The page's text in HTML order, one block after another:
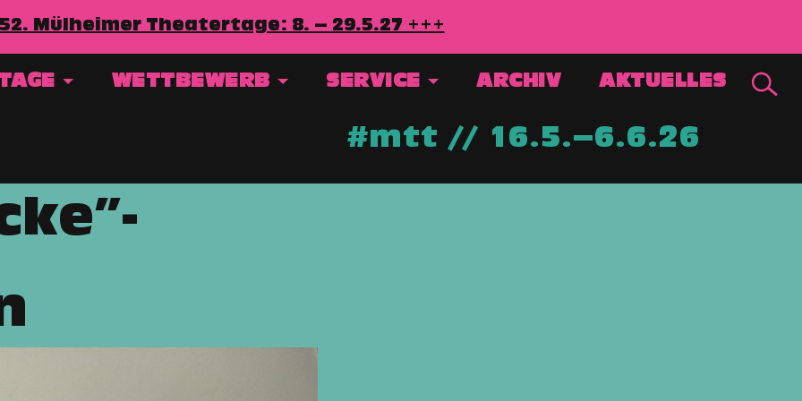
Mülheimer Theatertage: 8. – 29.5.27 +++
WETTBEWERB SERVICE ARCHIV AKTUELLES
#mtt // 16.5.–6.6.26